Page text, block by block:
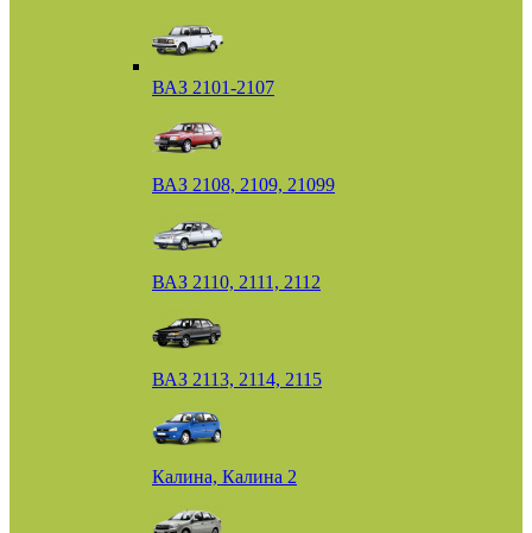
ВАЗ 2101-2107
ВАЗ 2108, 2109, 21099
ВАЗ 2110, 2111, 2112
ВАЗ 2113, 2114, 2115
Калина, Калина 2